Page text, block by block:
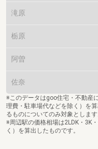
滝原
栃原
阿曽
佐奈
※このデータはgoo住宅・不動産
理費・駐車場代などを除く）を
るものについてのみ対象とします
※周辺駅の価格相場は2LDK・3K
く）を算出したものです。